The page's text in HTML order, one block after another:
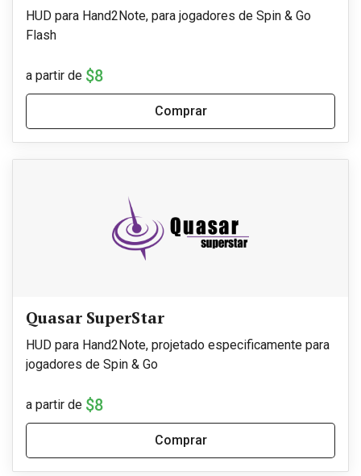
HUD para Hand2Note, para jogadores de Spin & Go
Flash
a partir de $8
Comprar
Quasar SuperStar
HUD para Hand2Note, projetado especificamente para
jogadores de Spin & Go
a partir de $8
Comprar